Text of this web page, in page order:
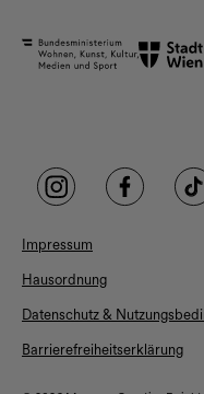
Impressum
Hausordnung
Datenschutz &
Barrierefreiheitserklärung